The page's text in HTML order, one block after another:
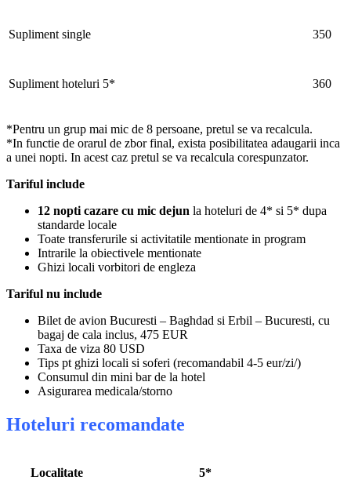
Supliment single 350
Supliment hoteluri 5* 360
*Pentru un grup mai mic de 8 persoane, pretul se va recalcula.
*In functie de orarul de zbor final, exista posibilitatea adaugarii inca
a unei nopti. In acest caz pretul se va recalcula corespunzator.
Tariful include
12 nopti cazare cu mic dejun la hoteluri de 4* si 5* dupa
standarde locale
Toate transferurile si activitatile mentionate in program
Intrarile la obiectivele mentionate
Ghizi locali vorbitori de engleza
Tariful nu include
Bilet de avion Bucuresti – Baghdad si Erbil – Bucuresti, cu
bagaj de cala inclus, 475 EUR
Taxa de viza 80 USD
Tips pt ghizi locali si soferi (recomandabil 4-5 eur/zi/)
Consumul din mini bar de la hotel
Asigurarea medicala/storno
Hoteluri recomandate
Localitate 5*